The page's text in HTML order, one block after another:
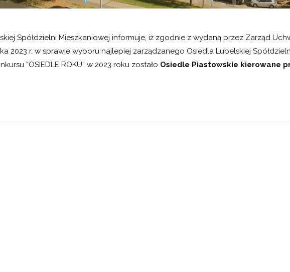
6 listopada 2023
Spółdzielni Mieszkaniowej informuje, iż zgodnie z wydaną przez Zarząd
2023 r. w sprawie wyboru najlepiej zarządzanego Osiedla Lubelskiej
”OSIEDLE ROKU” w 2023 roku zostało Osiedle Piastowskie kierowane